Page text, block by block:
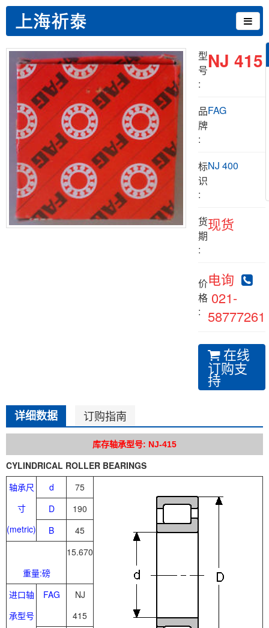
型
号
:
NJ 415
品
牌
:
FAG
标
识
:
NJ 400
货
期
:
现货
价
格
:
电询
021-
58777261
在线
订购支
持
详细数据 订购指南
库存轴承型号: NJ-415
CYLINDRICAL ROLLER BEARINGS
轴承尺
寸
(metric)
d
75
D
190
B
45
重量:磅
15.670
进口轴
承型号
FAG
NJ
415